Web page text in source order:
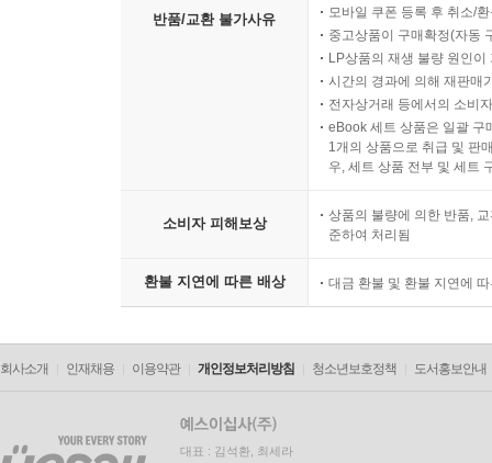
반품/교환 불가사유
모바일 쿠폰 등록 후 취소/
중고상품이 구매확정(자동
LP상품의 재생 불량 원인
시간의 경과에 의해 재판매
전자상거래 등에서의 소비
eBook 세트 상품은 일괄 구
1개의 상품으로 취급 및 판
우, 세트 상품 전부 및 세트
소비자 피해보상
상품의 불량에 의한 반품,
준하여 처리됨
환불 지연에 따른 배상 대금 환불 및 환불 지연에
회사소개 인재채용 이용약관 개인정보처리방침 청소년보호정책 도서홍보안내
대표 : 김석환, 최세라